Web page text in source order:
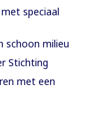
speciaal
schoon milieu
Stichting
met een